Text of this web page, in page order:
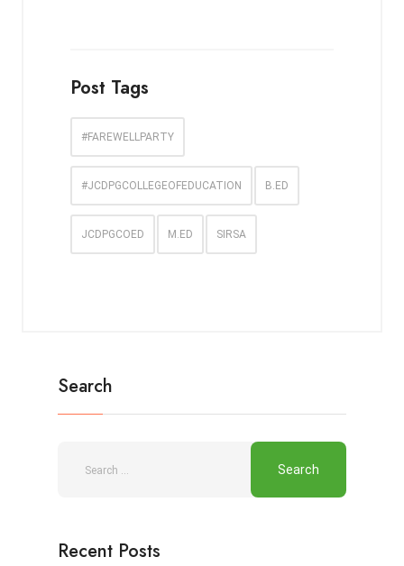
Post Tags
#FAREWELLPARTY
#JCDPGCOLLEGEOFEDUCATION B.ED
JCDPGCOED M.ED SIRSA
Search
Recent Posts